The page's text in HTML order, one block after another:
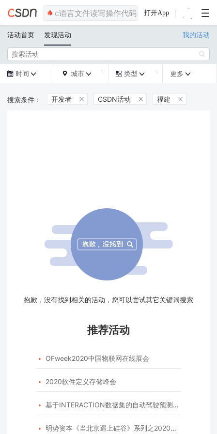
打开App
活动首页 发现活动 我的活动

 时间   城市   类型  更多 
开发者  CSDN活动  福建 
抱歉，没有找到相关的活动，您可以尝试其它关键词搜索
推荐活动
 OFweek2020中国物联网在线展会
 2020软件定义存储峰会
 基于INTERACTION数据集的自动驾驶预测模型挑战赛
 明势资本《当北京遇上硅谷》系列之2020年度开源峰会